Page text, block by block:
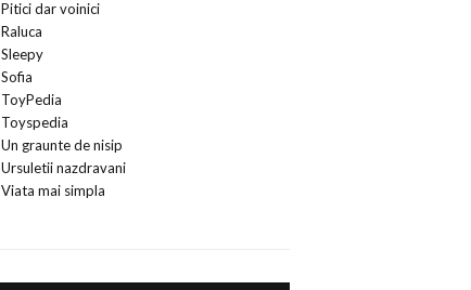
Pitici dar voinici
Raluca
Sleepy
Sofia
ToyPedia
Toyspedia
Un graunte de nisip
Ursuletii nazdravani
Viata mai simpla